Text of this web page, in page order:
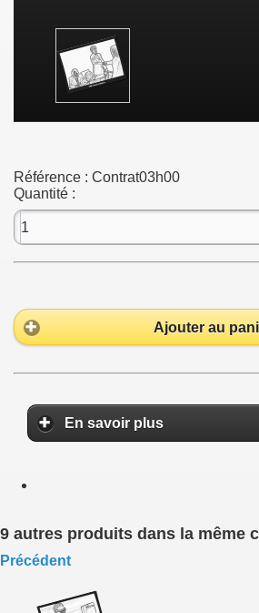
Référence : Contrat03h00
Quantité :
Ajouter au
En savoir plus
9 autres produits dans la même
Précédent